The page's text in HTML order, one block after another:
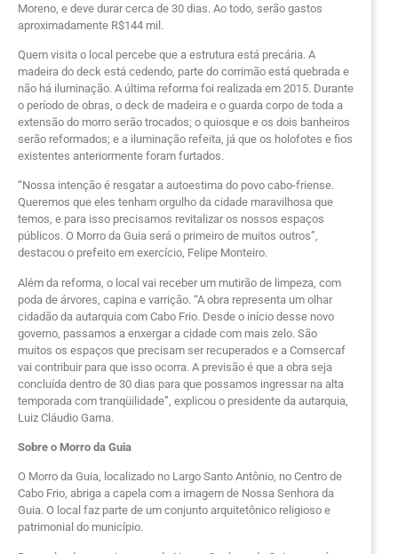
Moreno, e deve durar cerca de 30 dias. Ao todo, serão gastos
aproximadamente R$144 mil.
Quem visita o local percebe que a estrutura está precária. A
madeira do deck está cedendo, parte do corrimão está quebrada e
não há iluminação. A última reforma foi realizada em 2015. Durante
o período de obras, o deck de madeira e o guarda corpo de toda a
extensão do morro serão trocados; o quiosque e os dois banheiros
serão reformados; e a iluminação refeita, já que os holofotes e fios
existentes anteriormente foram furtados.
“Nossa intenção é resgatar a autoestima do povo cabo-friense.
Queremos que eles tenham orgulho da cidade maravilhosa que
temos, e para isso precisamos revitalizar os nossos espaços
públicos. O Morro da Guia será o primeiro de muitos outros”,
destacou o prefeito em exercício, Felipe Monteiro.
Além da reforma, o local vai receber um mutirão de limpeza, com
poda de árvores, capina e varrição. “A obra representa um olhar
cidadão da autarquia com Cabo Frio. Desde o início desse novo
governo, passamos a enxergar a cidade com mais zelo. São
muitos os espaços que precisam ser recuperados e a Comsercaf
vai contribuir para que isso ocorra. A previsão é que a obra seja
concluída dentro de 30 dias para que possamos ingressar na alta
temporada com tranqüilidade”, explicou o presidente da autarquia,
Luiz Cláudio Gama.
Sobre o Morro da Guia
O Morro da Guia, localizado no Largo Santo Antônio, no Centro de
Cabo Frio, abriga a capela com a imagem de Nossa Senhora da
Guia. O local faz parte de um conjunto arquitetônico religioso e
patrimonial do município.